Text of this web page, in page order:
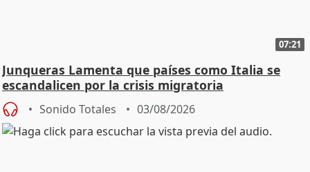
07:21
Junqueras Lamenta que países como Italia se
escandalicen por la crisis migratoria
Sonido Totales 03/08/2026